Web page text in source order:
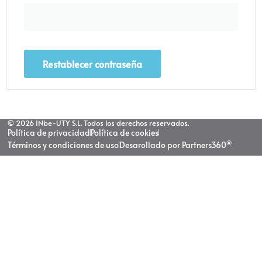
Restablecer contraseña
© 2026 INbe-UTY S.L. Todos los derechos reservados.
Política de privacidadPolítica de cookies
Términos y condiciones de usoDesarollado por Partners360®